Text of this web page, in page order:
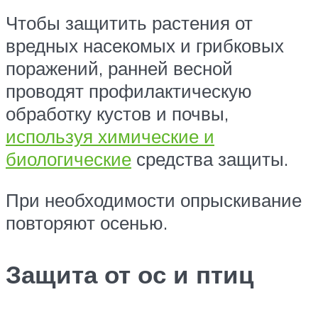
Чтобы защитить растения от
вредных насекомых и грибковых
поражений, ранней весной
проводят профилактическую
обработку кустов и почвы,
используя химические и
биологические средства защиты.
При необходимости опрыскивание
повторяют осенью.
Защита от ос и птиц